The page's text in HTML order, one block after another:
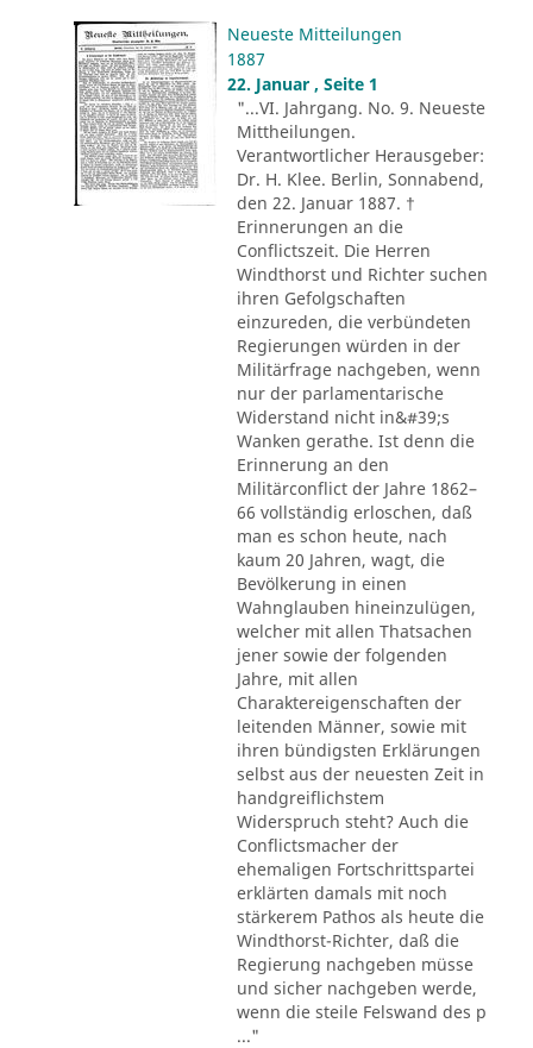
Neueste Mitteilungen
1887
22. Januar , Seite 1
"...VI. Jahrgang. No. 9. Neueste
Mittheilungen.
Verantwortlicher Herausgeber:
Dr. H. Klee. Berlin, Sonnabend,
den 22. Januar 1887. †
Erinnerungen an die
Conflictszeit. Die Herren
Windthorst und Richter suchen
ihren Gefolgschaften
einzureden, die verbündeten
Regierungen würden in der
Militärfrage nachgeben, wenn
nur der parlamentarische
Widerstand nicht in&#39;s
Wanken gerathe. Ist denn die
Erinnerung an den
Militärconflict der Jahre 1862–
66 vollständig erloschen, daß
man es schon heute, nach
kaum 20 Jahren, wagt, die
Bevölkerung in einen
Wahnglauben hineinzulügen,
welcher mit allen Thatsachen
jener sowie der folgenden
Jahre, mit allen
Charaktereigenschaften der
leitenden Männer, sowie mit
ihren bündigsten Erklärungen
selbst aus der neuesten Zeit in
handgreiflichstem
Widerspruch steht? Auch die
Conflictsmacher der
ehemaligen Fortschrittspartei
erklärten damals mit noch
stärkerem Pathos als heute die
Windthorst-Richter, daß die
Regierung nachgeben müsse
und sicher nachgeben werde,
wenn die steile Felswand des p
..."